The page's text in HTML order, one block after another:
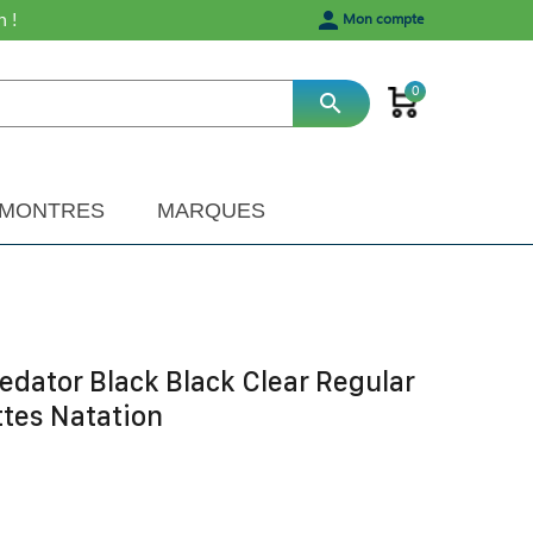
! person Mon compte
search 0
MARQUES
Black Black Clear Regular
Natation